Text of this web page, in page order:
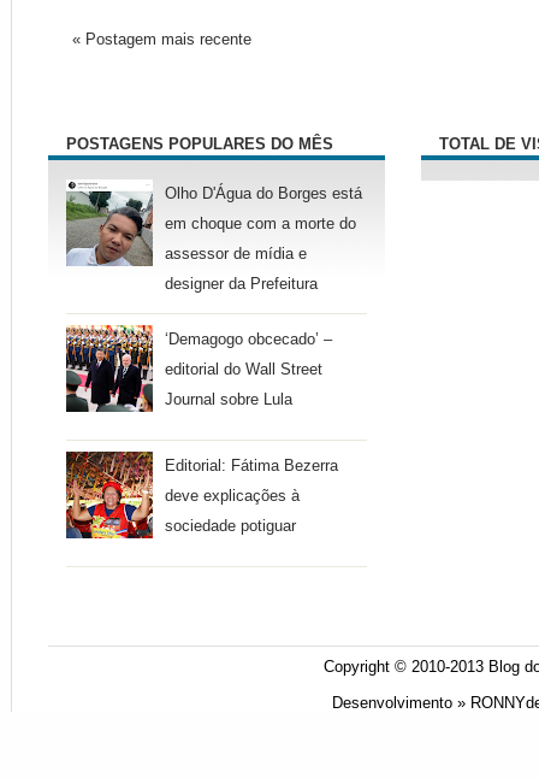
« Postagem mais recente
POSTAGENS POPULARES DO MÊS
Olho D'Água do Borges está
em choque com a morte do
assessor de mídia e
designer da Prefeitura
‘Demagogo obcecado’ –
editorial do Wall Street
Journal sobre Lula
Editorial: Fátima Bezerra
deve explicações à
sociedade potiguar
TOTAL DE
Copyright © 2010-2013 Blog
Desenvolvimento »